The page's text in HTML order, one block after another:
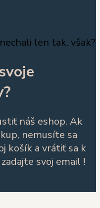
náš eshop. Ak
nemusíte sa
košík a vrátiť sa k
svoj email !